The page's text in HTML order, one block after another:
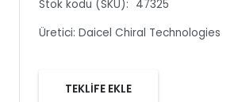
Stok kodu (SKU): 47325
Üretici: Daicel Chiral Technologies
TEKLİFE EKLE